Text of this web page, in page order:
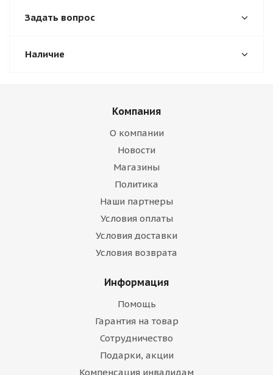
Задать вопрос
Наличие
Компания
О компании
Новости
Магазины
Политика
Наши партнеры
Условия оплаты
Условия доставки
Условия возврата
Информация
Помощь
Гарантия на товар
Сотрудничество
Подарки, акции
Компенсация инвалидам